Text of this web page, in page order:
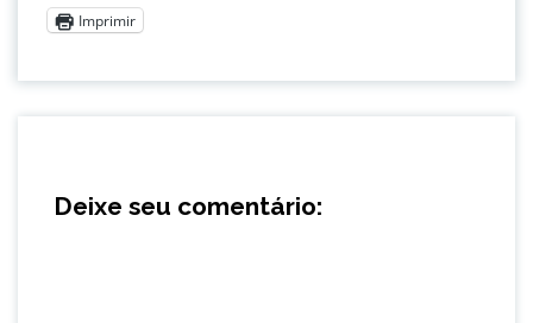
Imprimir
Deixe seu comentário: